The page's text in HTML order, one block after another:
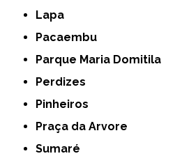
Lapa
Pacaembu
Parque Maria Domitila
Perdizes
Pinheiros
Praça da Arvore
Sumaré